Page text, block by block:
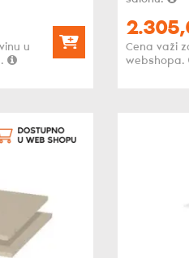
u
2.305,
Cena važi
webshopa.